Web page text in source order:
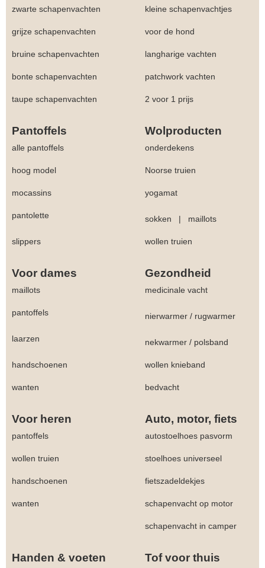
zwarte schapenvachten kleine schapenvachtjes
grijze schapenvachten voor de hond
bruine schapenvachten langharige vachten
bonte schapenvachten patchwork vachten
taupe schapenvachten 2 voor 1 prijs
Pantoffels Wolproducten
alle pantoffels onderdekens
hoog model Noorse truien
mocassins yogamat
pantolette sokken | maillots
slippers wollen truien
Voor dames Gezondheid
maillots medicinale vacht
pantoffels nierwarmer / rugwarmer
laarzen nekwarmer / polsband
handschoenen wollen knieband
wanten bedvacht
Voor heren Auto, motor, fiets
pantoffels autostoelhoes pasvorm
wollen truien stoelhoes universeel
handschoenen fietszadeldekjes
wanten schapenvacht op motor
schapenvacht in camper
Handen & voeten Tof voor thuis